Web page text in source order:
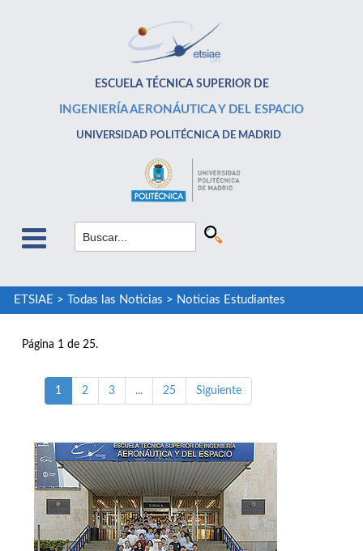
ESCUELA TÉCNICA SUPERIOR DE
INGENIERÍA AERONÁUTICA Y DEL ESPACIO
UNIVERSIDAD POLITÉCNICA DE MADRID
ETSIAE > Todas las Noticias > Noticias Estudiantes
Página 1 de 25.
1 2 3 ... 25 Siguiente